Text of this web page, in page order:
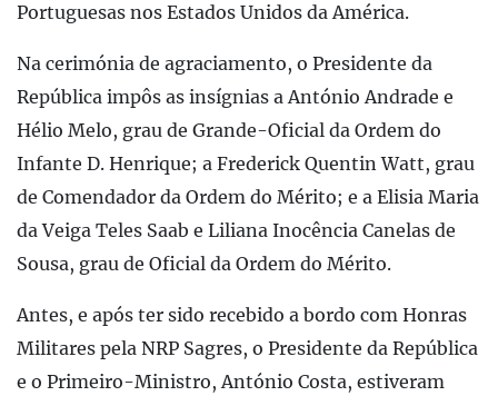
Portuguesas nos Estados Unidos da América.
Na cerimónia de agraciamento, o Presidente da
República impôs as insígnias a António Andrade e
Hélio Melo, grau de Grande-Oficial da Ordem do
Infante D. Henrique; a Frederick Quentin Watt, grau
de Comendador da Ordem do Mérito; e a Elisia Maria
da Veiga Teles Saab e Liliana Inocência Canelas de
Sousa, grau de Oficial da Ordem do Mérito.
Antes, e após ter sido recebido a bordo com Honras
Militares pela NRP Sagres, o Presidente da República
e o Primeiro-Ministro, António Costa, estiveram